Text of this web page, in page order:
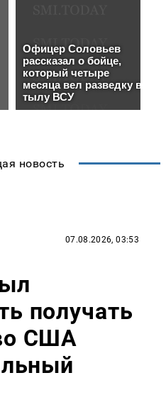
новость
07.08.2026, 03:53
получать
США